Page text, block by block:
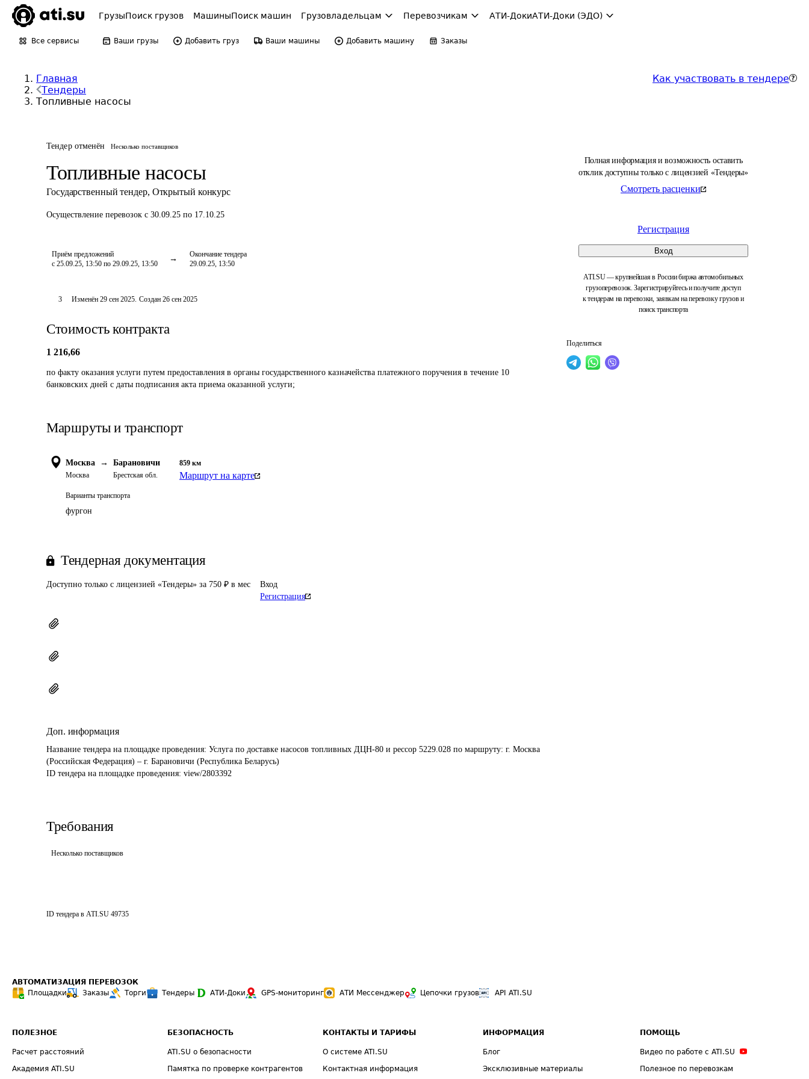
ГрузыПоиск грузов МашиныПоиск машин Грузовладельцам Перевозчикам АТИ-ДокиАТИ-Доки (ЭДО)
Все сервисы Ваши грузы Добавить груз Ваши машины Добавить машину Заказы
Главная
Тендеры
Топливные насосы
Как участвовать в тендере
Тендер отменён Несколько поставщиков
Топливные насосы
Государственный тендер, Открытый конкурс
Осуществление перевозок с 30.09.25 по 17.10.25
Приём предложений
с 25.09.25, 13:50 по 29.09.25, 13:50
Окончание тендера
29.09.25, 13:50
Полная информация и возможность оставить
отклик доступны только с лицензией «Тендеры»
Смотреть расценки
Регистрация
Вход
ATI.SU — крупнейшая в России биржа автомобильных
грузоперевозок. Зарегистрируйтесь и получите доступ
к тендерам на перевозки, заявкам на перевозку грузов и
поиск транспорта
Поделиться
3 Изменён 29 сен 2025. Создан 26 сен 2025
Стоимость контракта
1 216,66
по факту оказания услуги путем предоставления в органы государственного казначейства платежного поручения в течение 10
банковских дней с даты подписания акта приема оказанной услуги;
Маршруты и транспорт
Москва →
Москва
Барановичи
Брестская обл.
859 км
Маршрут на карте
Варианты транспорта
фургон
Тендерная документация
Доступно только с лицензией «Тендеры» за 750 ₽ в мес
Вход
Регистрация
Доп. информация
Название тендера на площадке проведения: Услуга по доставке насосов топливных ДЦН-80 и рессор 5229.028 по маршруту: г. Москва
(Российская Федерация) – г. Барановичи (Республика Беларусь)
ID тендера на площадке проведения: view/2803392
Требования
Несколько поставщиков
ID тендера в ATI.SU 49735
АВТОМАТИЗАЦИЯ ПЕРЕВОЗОК
Площадки
Заказы Торги Тендеры АТИ-Доки GPS-мониторинг АТИ Мессенджер Цепочки грузов API ATI.SU
ПОЛЕЗНОЕ
Расчет расстояний
Академия ATI.SU
БЕЗОПАСНОСТЬ
ATI.SU о безопасности
Памятка по проверке контрагентов
КОНТАКТЫ И ТАРИФЫ
О системе ATI.SU
Контактная информация
ИНФОРМАЦИЯ
Блог
Эксклюзивные материалы
ПОМОЩЬ
Видео по работе с ATI.SU
Полезное по перевозкам